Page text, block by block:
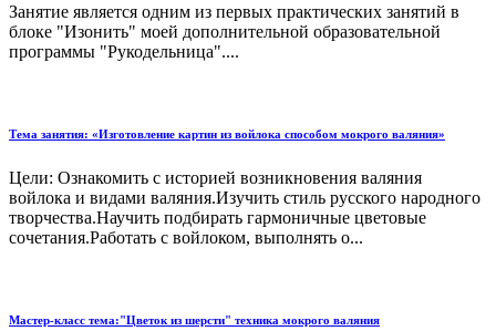
Занятие является одним из первых практических занятий в
блоке "Изонить" моей дополнительной образовательной
программы "Рукодельница"....
Тема занятия: «Изготовление картин из войлока способом мокрого валяния»
Цели: Ознакомить с историей возникновения валяния
войлока и видами валяния.Изучить стиль русского народного
творчества.Научить подбирать гармоничные цветовые
сочетания.Работать с войлоком, выполнять о...
Мастер-класс тема:"Цветок из шерсти" техника мокрого валяния